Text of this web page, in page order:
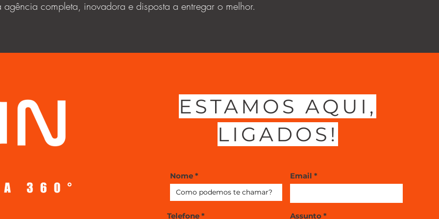
agência completa, inovadora e disposta a entregar o melhor.
ESTAMOS AQUI,
LIGADOS!
Nome Email
Telefone Assunto